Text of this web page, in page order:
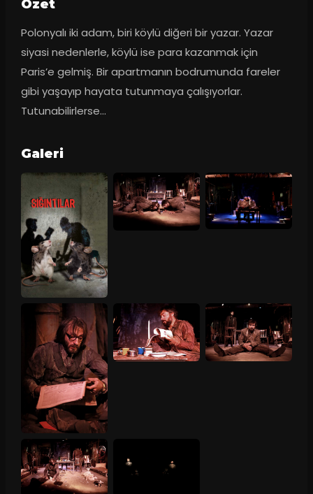
Ozet
Polonyalı iki adam, biri köylü diğeri bir yazar. Yazar
siyasi nedenlerle, köylü ise para kazanmak için
Paris’e gelmiş. Bir apartmanın bodrumunda fareler
gibi yaşayıp hayata tutunmaya çalışıyorlar.
Tutunabilirlerse…
Galeri